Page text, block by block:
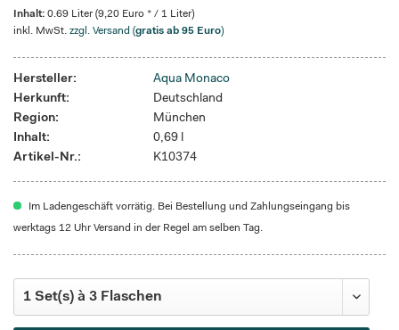
Inhalt: 0.69 Liter (9,20 Euro * / 1 Liter)
inkl. MwSt. zzgl. Versand (gratis ab 95 Euro)
Hersteller:
Aqua Monaco
Herkunft:
Deutschland
Region:
München
Inhalt:
0,69 l
Artikel-Nr.:
K10374
Im Ladengeschäft vorrätig. Bei Bestellung und Zahlungseingang bis
werktags 12 Uhr Versand in der Regel am selben Tag.